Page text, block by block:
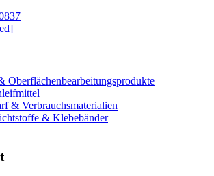
Oberflächenbearbeitungsprodukte
& Verbrauchsmaterialien
& Klebebänder